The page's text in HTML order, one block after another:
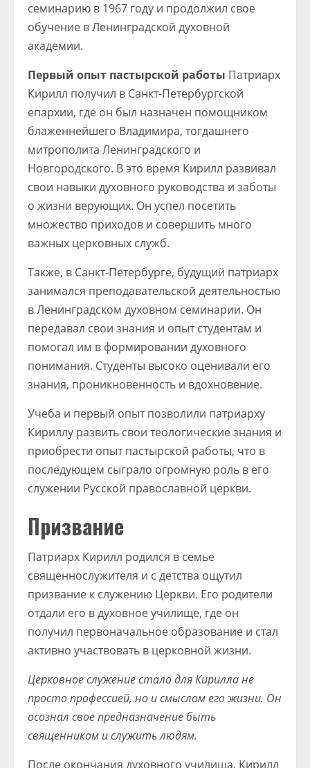
семинарию в 1967 году и продолжил свое
обучение в Ленинградской духовной
академии.
Первый опыт пастырской работы Патриарх
Кирилл получил в Санкт-Петербургской
епархии, где он был назначен помощником
блаженнейшего Владимира, тогдашнего
митрополита Ленинградского и
Новгородского. В это время Кирилл развивал
свои навыки духовного руководства и заботы
о жизни верующих. Он успел посетить
множество приходов и совершить много
важных церковных служб.
Также, в Санкт-Петербурге, будущий патриарх
занимался преподавательской деятельностью
в Ленинградском духовном семинарии. Он
передавал свои знания и опыт студентам и
помогал им в формировании духовного
понимания. Студенты высоко оценивали его
знания, проникновенность и вдохновение.
Учеба и первый опыт позволили патриарху
Кириллу развить свои теологические знания и
приобрести опыт пастырской работы, что в
последующем сыграло огромную роль в его
служении Русской православной церкви.
Призвание
Патриарх Кирилл родился в семье
священнослужителя и с детства ощутил
призвание к служению Церкви. Его родители
отдали его в духовное училище, где он
получил первоначальное образование и стал
активно участвовать в церковной жизни.
Церковное служение стало для Кирилла не
просто профессией, но и смыслом его жизни. Он
осознал свое предназначение быть
священником и служить людям.
После окончания духовного училища, Кирилл